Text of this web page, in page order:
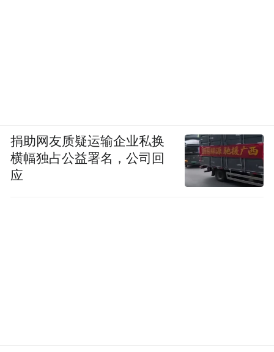
捐助网友质疑运输企业私换
横幅独占公益署名，公司回
应